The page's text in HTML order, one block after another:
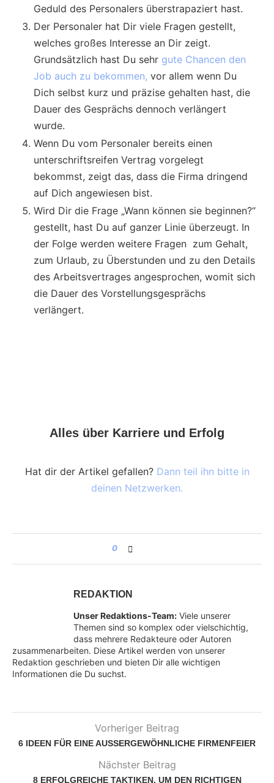
Geduld des Personalers überstrapaziert hast.
Der Personaler hat Dir viele Fragen gestellt,
welches großes Interesse an Dir zeigt.
Grundsätzlich hast Du sehr gute Chancen den
Job auch zu bekommen, vor allem wenn Du
Dich selbst kurz und präzise gehalten hast, die
Dauer des Gesprächs dennoch verlängert
wurde.
Wenn Du vom Personaler bereits einen
unterschriftsreifen Vertrag vorgelegt
bekommst, zeigt das, dass die Firma dringend
auf Dich angewiesen bist.
Wird Dir die Frage „Wann können sie beginnen?“
gestellt, hast Du auf ganzer Linie überzeugt. In
der Folge werden weitere Fragen zum Gehalt,
zum Urlaub, zu Überstunden und zu den Details
des Arbeitsvertrages angesprochen, womit sich
die Dauer des Vorstellungsgesprächs
verlängert.
Alles über Karriere und Erfolg
Hat dir der Artikel gefallen? Dann teil ihn bitte in
deinen Netzwerken.
0
REDAKTION
Unser Redaktions-Team: Viele unserer
Themen sind so komplex oder vielschichtig,
dass mehrere Redakteure oder Autoren
zusammenarbeiten. Diese Artikel werden von unserer
Redaktion geschrieben und bieten Dir alle wichtigen
Informationen die Du suchst.
Vorheriger Beitrag
6 IDEEN FÜR EINE AUSSERGEWÖHNLICHE FIRMENFEIER
Nächster Beitrag
8 ERFOLGREICHE TAKTIKEN, UM DEN RICHTIGEN